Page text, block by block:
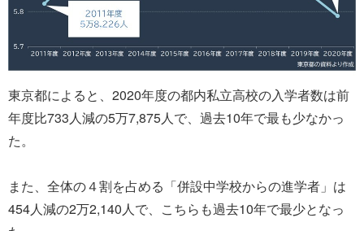
東京都によると、2020年度の都内私立高校の入学者数は前
年度比733人減の5万7,875人で、過去10年で最も少なかっ
た。
また、全体の４割を占める「併設中学校からの進学者」は
454人減の2万2,140人で、こちらも過去10年で最少となっ